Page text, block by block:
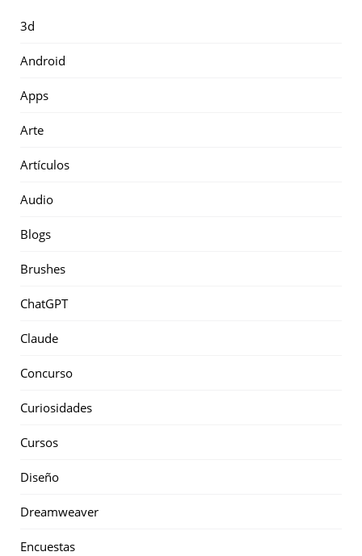
3d
Android
Apps
Arte
Artículos
Audio
Blogs
Brushes
ChatGPT
Claude
Concurso
Curiosidades
Cursos
Diseño
Dreamweaver
Encuestas